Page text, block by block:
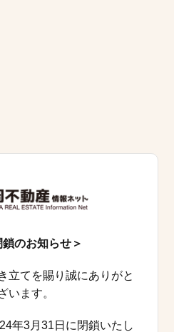
鎖のお知らせ＞
立てを賜り誠にありがと
います。
年3月31日に閉鎖いたし